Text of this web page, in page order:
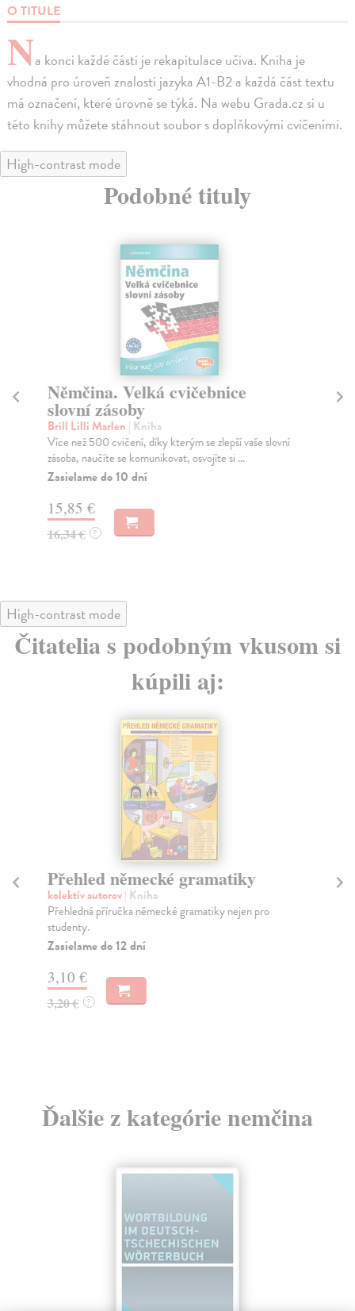
O TITULE
Na konci každé části je rekapitulace učiva. Kniha je
vhodná pro úroveň znalosti jazyka A1-B2 a každá část textu
má označení, které úrovně se týká. Na webu Grada.cz si u
této knihy můžete stáhnout soubor s doplňkovými cvičeními.
High-contrast mode
Podobné tituly
Němčina. Velká cvičebnice
slovní zásoby
Brill Lilli Marlen | Kniha
Více než 500 cvičení, díky kterým se zlepší vaše slovní
zásoba, naučíte se komunikovat, osvojíte si ...
Zasielame do 10 dní
15,85 €
16,34 € ?
High-contrast mode
Čitatelia s podobným vkusom si
kúpili aj:
Přehled německé gramatiky
kolektív autorov| Kniha
Přehledná příručka německé gramatiky nejen pro
studenty.
Zasielame do 12 dní
3,10 €
3,20 € ?
Ďalšie z kategórie nemčina